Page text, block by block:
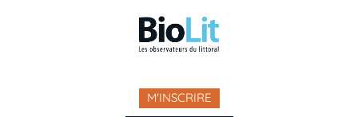
M'INSCRIRE